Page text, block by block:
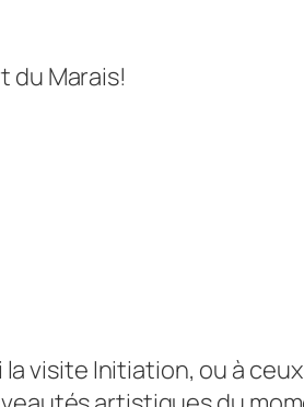
du Marais!
visite Initiation, ou à